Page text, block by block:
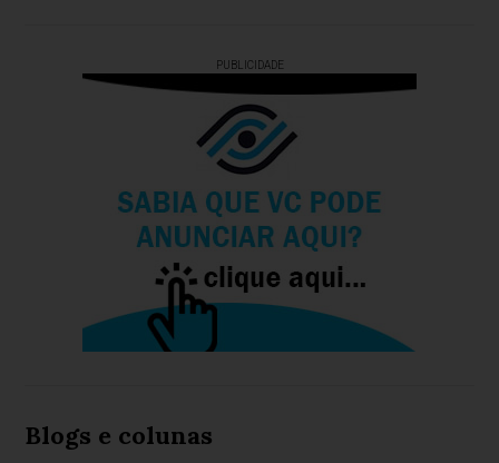
PUBLICIDADE
Blogs e colunas